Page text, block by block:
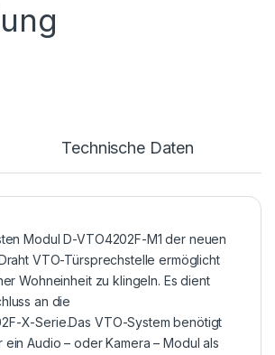
Technische Daten
Modul D-VTO4202F-M1 der neuen
VTO-Türsprechstelle ermöglicht
Wohneinheit zu klingeln. Es dient
an die
X-Serie.Das VTO-System benötigt
Audio – oder Kamera – Modul als